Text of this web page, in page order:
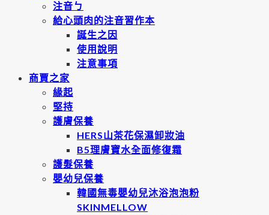
注音ㄅ
給心頭肉的注音習作本
誕生之因
使用說明
注意事項
商賈之家
緣起
堅持
護膚保養
HERS山茶花保濕卸妝油
B5理膚寶水全面修復霜
護髮保養
嬰幼兒保養
韓國無毒嬰幼兒沐浴泡泡粉
SKINMELLOW